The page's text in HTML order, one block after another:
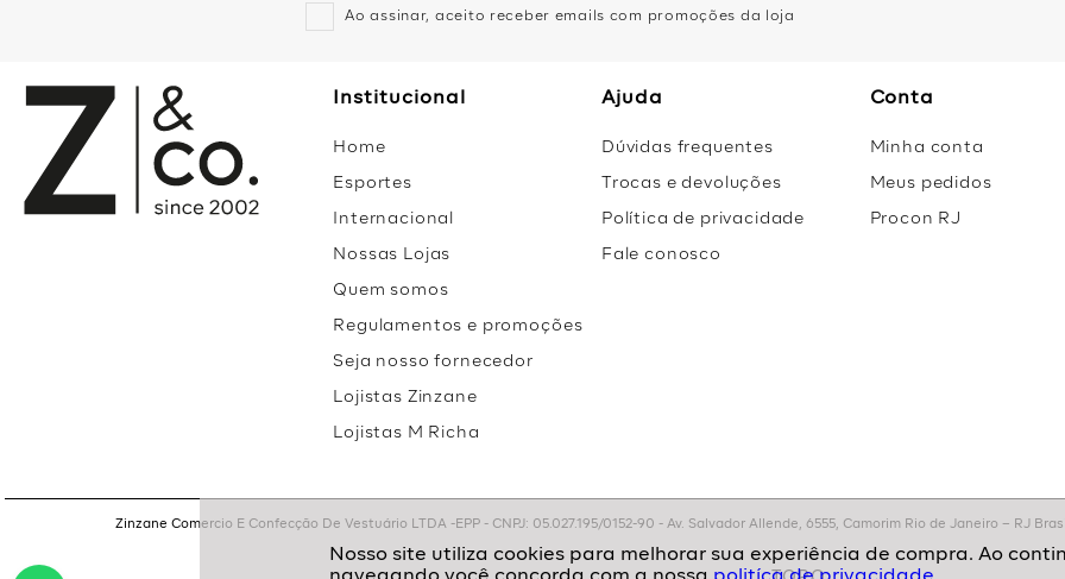
Ao assinar, aceito receber emails com promoções da loja
Institucional
Home
Esportes
Internacional
Nossas Lojas
Quem somos
Regulamentos e promoções
Seja nosso fornecedor
Lojistas Zinzane
Lojistas M Richa
Ajuda
Dúvidas frequentes
Trocas e devoluções
Política de privacidade
Fale conosco
Conta
Minha conta
Meus pedidos
Procon RJ
Zinzane Comercio E Confecção De Vestuário LTDA -EPP - CNPJ: 05.027.195/0152-90 - Av. Salvador Allende, 6555, Camorim Rio de Janeiro – RJ